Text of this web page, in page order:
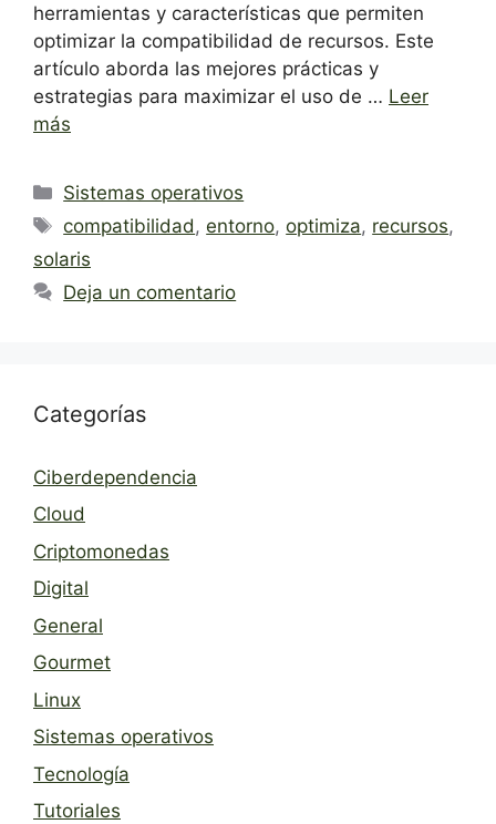
herramientas y características que permiten
optimizar la compatibilidad de recursos. Este
artículo aborda las mejores prácticas y
estrategias para maximizar el uso de … Leer
más
Categorías
Sistemas operativos
Etiquetas
compatibilidad ,entorno,optimiza, recursos,
solaris
Deja un comentario
Categorías
Ciberdependencia
Cloud
Criptomonedas
Digital
General
Gourmet
Linux
Sistemas operativos
Tecnología
Tutoriales